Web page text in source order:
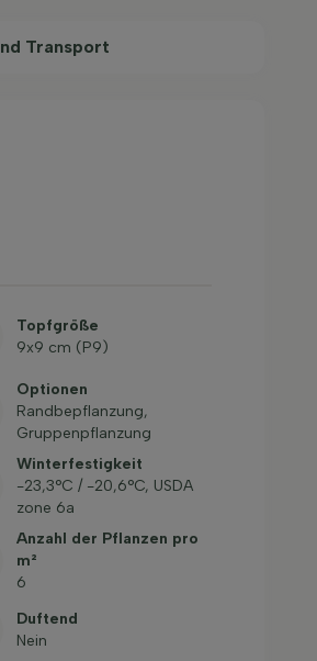
Transport
Topfgröße
9x9 cm (P9)
Optionen
Randbepflanzung,
Gruppenpflanzung
Winterfestigkeit
-23,3°C / -20,6°C, USDA
zone 6a
Anzahl der Pflanzen pro
m²
6
Duftend
Nein